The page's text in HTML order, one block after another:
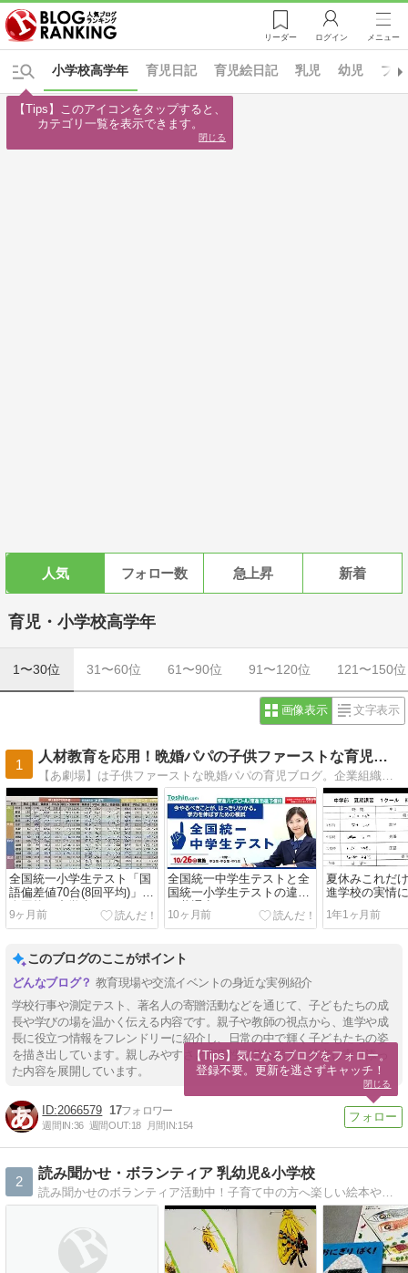
リーダー ログイン メニュー
育児日記 育児絵日記 乳児 幼児 プ
小学校高学年
人気 フォロー数 急上昇 新着
育児・小学校高学年
1〜30位 31〜60位 61〜90位 91〜120位 121〜150位
画像表示 文字表示
1
人材教育を応用！晩婚パパの子供ファーストな育児ブログ｜あ劇場
全国統一小学生テスト「国
語偏差値70台(8回平均)」は
全国統一中学生テストでも
9ヶ月前
全国統一中学生テストと全
国統一小学生テストの違い
と共通点
10ヶ月前
夏休みこれだ
進学校の実情
1年1ヶ月前
このブログのここがポイント
教育現場や交流イベントの身近な実例紹介
学校行事や測定テスト、著名人の寄贈活動などを通じて、子どもたちの成
長や学びの場を温かく伝える内容です。親子や教師の視点から、進学や成
長に役立つ情報をフレンドリーに紹介し、日常の中で輝く子どもたちの姿
を描き出しています。親しみやすさと実用性を兼ね備え、読者に寄り添っ
た内容を展開しています。
2066579 17
週間IN:36 週間OUT:18 月間IN:154
2
読み聞かせ・ボランティア 乳幼児&小学校
読み聞かせのボランティア活動中！子育て中の方へ楽しい絵本や紙芝居の読み聞かせのことを、お伝えしたいと思います。
【Tips】このアイコンをタップすると、
カテゴリ一覧を表示できます。
閉じる
【Tips】気になるブログをフォロー。
登録不要。更新を逃さずキャッチ！
閉じる